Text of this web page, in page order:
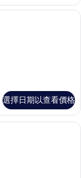
書桌、筆電工作空間、遮
選擇日期以查看價格
書桌、筆電工作空間、遮